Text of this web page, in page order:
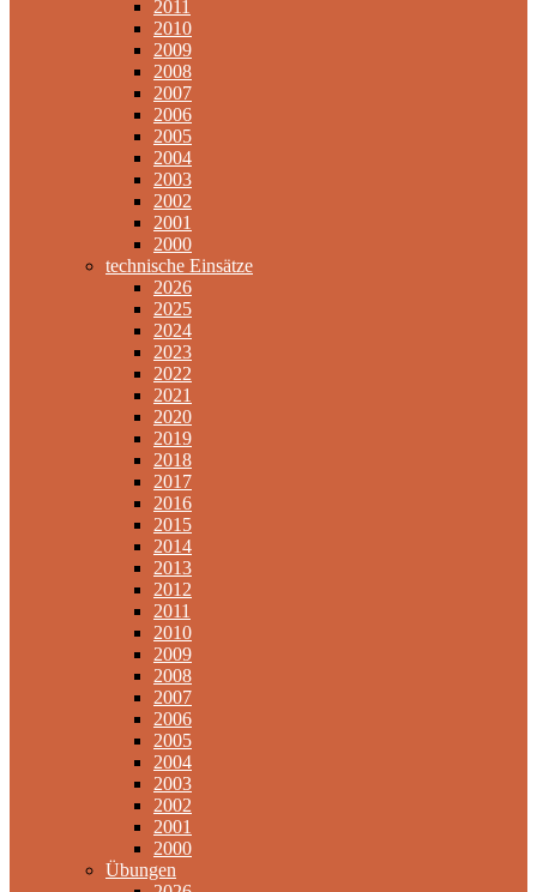
2011
2010
2009
2008
2007
2006
2005
2004
2003
2002
2001
2000
technische Einsätze
2026
2025
2024
2023
2022
2021
2020
2019
2018
2017
2016
2015
2014
2013
2012
2011
2010
2009
2008
2007
2006
2005
2004
2003
2002
2001
2000
Übungen